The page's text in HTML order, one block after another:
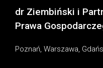
dr Ziembiński i
Prawa
Poznań, Warszawa,